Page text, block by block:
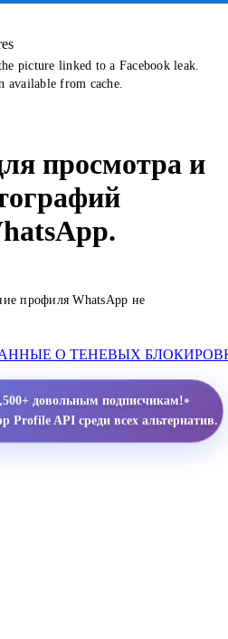
picture linked to a Facebook leak.
available from cache.
просмотра и
профиля WhatsApp не
О ТЕНЕВЫХ
довольным подписчикам!•
API среди всех альтернатив.